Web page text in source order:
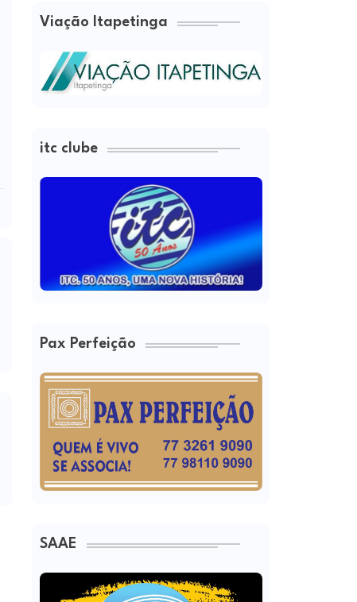
Viação Itapetinga
itc clube
Pax Perfeição
SAAE